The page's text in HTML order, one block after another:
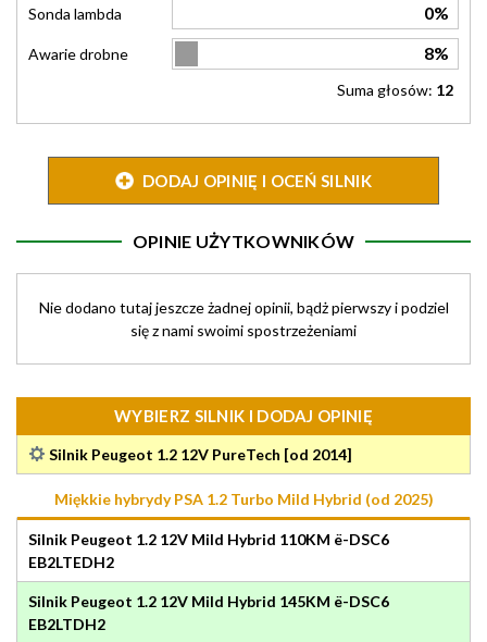
Sonda lambda 0%
Awarie drobne 8%
Suma głosów: 12
DODAJ OPINIĘ I OCEŃ SILNIK
OPINIE UŻYTKOWNIKÓW
Nie dodano tutaj jeszcze żadnej opinii, bądż pierwszy i podziel
się z nami swoimi spostrzeżeniami
WYBIERZ SILNIK I DODAJ OPINIĘ
Silnik Peugeot 1.2 12V PureTech [od 2014]
Miękkie hybrydy PSA 1.2 Turbo Mild Hybrid (od 2025)
Silnik Peugeot 1.2 12V Mild Hybrid 110KM ë-DSC6
EB2LTEDH2
Silnik Peugeot 1.2 12V Mild Hybrid 145KM ë-DSC6
EB2LTDH2